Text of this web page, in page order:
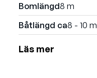
Bomlängd8 m
Båtlängd ca8 - 10 m
Läs mer